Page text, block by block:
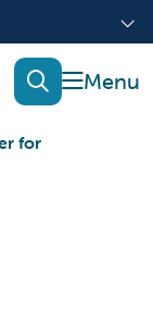
mostrar
buscar
for